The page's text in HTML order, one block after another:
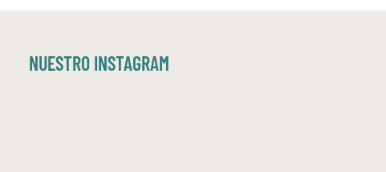
NUESTRO INSTAGRAM